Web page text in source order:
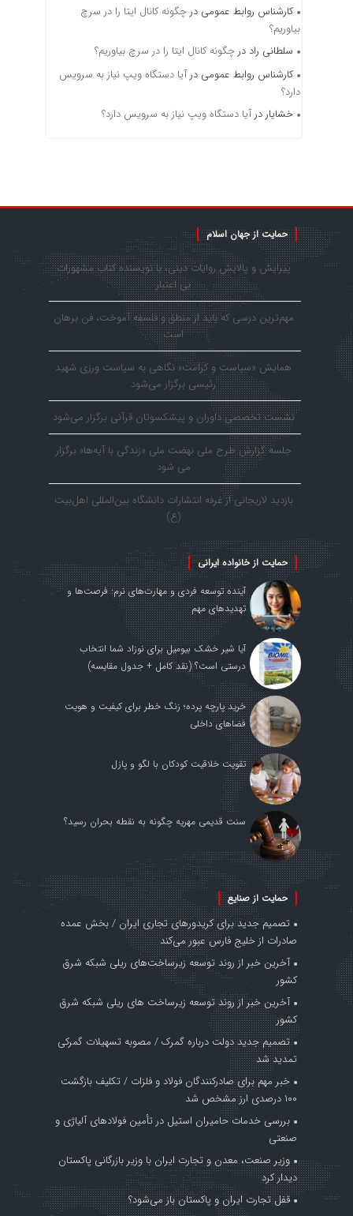
کارشناس روابط عمومی در چگونه کانال ایتا را در سرچ
بیاوریم؟
سلطانی راد در چگونه کانال ایتا را در سرچ بیاوریم؟
کارشناس روابط عمومی در آیا دستگاه ویپ نیاز به سرویس
دارد؟
خشایار در آیا دستگاه ویپ نیاز به سرویس دارد؟
حمایت از جهان اسلام
پیرایش و پالایش روایات دینی، با نویسنده کتاب مشهورات
بی اعتبار
مهم‌ترین درسی که باید از منطق و فلسفه آموخت، فن برهان
است
همایش «سیاست و کرامت» نگاهی به سیاست ورزی شهید
رئیسی برگزار می‌شود
نشست تخصصی داوران و پیشکسوتان قرآنی برگزار می‌شود
جلسه گزارش طرح ملی نهضت ملی «زندگی با آیه‌ها» برگزار
می شود
بازدید لاریجانی از غرفه انتشارات دانشگاه بین‌المللی اهل‌بیت
(ع)
حمایت از خانواده ایرانی
آینده توسعه فردی و مهارت‌های نرم: فرصت‌ها و
تهدیدهای مهم
آیا شیر خشک بیومیل برای نوزاد شما انتخاب
درستی است؟ (نقد کامل + جدول مقایسه)
خرید پارچه پرده؛ زنگ خطر برای کیفیت و هویت
فضاهای داخلی
تقویت خلاقیت کودکان با لگو و پازل
سنت قدیمی مهریه چگونه به نقطه بحران رسید؟
حمایت از صنایع
تصمیم جدید برای کریدورهای تجاری ایران / بخش عمده
صادرات از خلیج فارس عبور می‌کند
آخرین خبر از روند توسعه زیرساخت‌های ریلی شبکه شرق
کشور
آخرین خبر از روند توسعه زیرساخت های ریلی شبکه شرق
کشور
تصمیم جدید دولت درباره گمرک / مصوبه تسهیلات گمرکی
تمدید شد
خبر مهم برای صادرکنندگان فولاد و فلزات / تکلیف بازگشت
۱۰۰ درصدی ارز مشخص شد
بررسی خدمات حامیران استیل در تأمین فولادهای آلیاژی و
صنعتی
وزیر صنعت، معدن و تجارت ایران با وزیر بازرگانی پاکستان
دیدار کرد
قفل تجارت ایران و پاکستان باز می‌شود؟